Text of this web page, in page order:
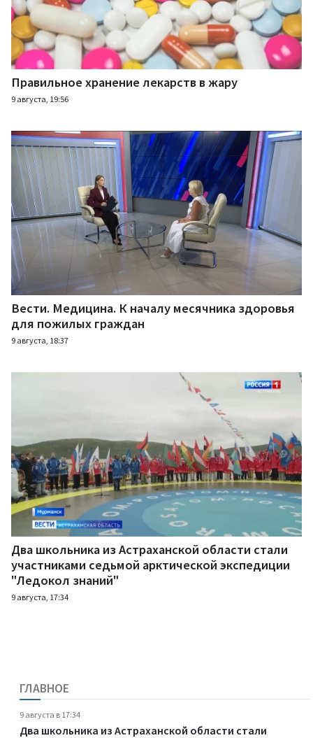
Правильное хранение лекарств в жару
9 августа, 19:56
Вести. Медицина. К началу месячника здоровья
для пожилых граждан
9 августа, 18:37
Два школьника из Астраханской области стали
участниками седьмой арктической экспедиции
"Ледокол знаний"
9 августа, 17:34
ГЛАВНОЕ
9 августа в 17:34
Два школьника из Астраханской области стали